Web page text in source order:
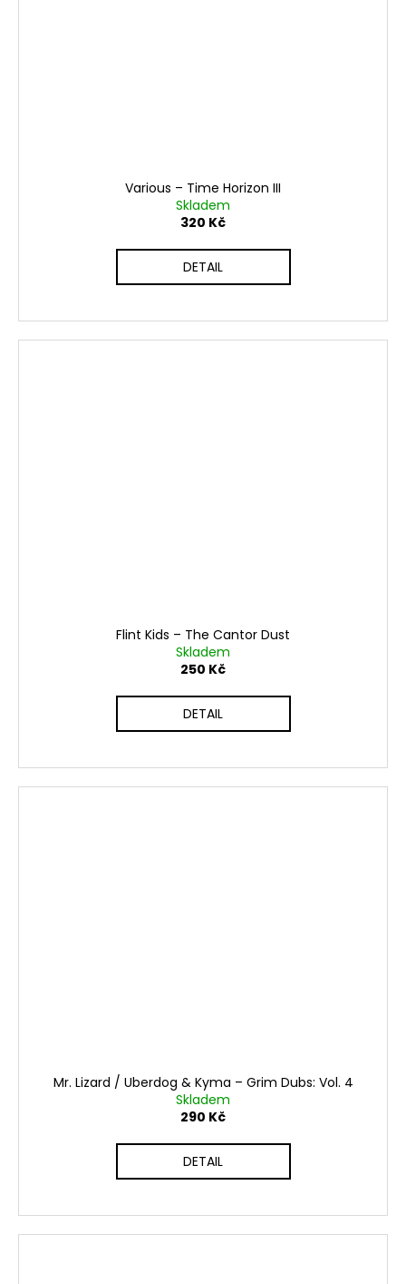
Various ‎– Time Horizon III
Skladem
320 Kč
DETAIL
Flint Kids ‎– The Cantor Dust
Skladem
250 Kč
DETAIL
Mr. Lizard / Uberdog & Kyma ‎– Grim Dubs: Vol. 4
Skladem
290 Kč
DETAIL